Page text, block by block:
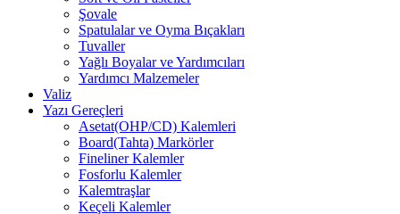
Şovale
Spatulalar ve Oyma Bıçakları
Tuvaller
Yağlı Boyalar ve Yardımcıları
Yardımcı Malzemeler
Valiz
Yazı Gereçleri
Asetat(OHP/CD) Kalemleri
Board(Tahta) Markörler
Fineliner Kalemler
Fosforlu Kalemler
Kalemtraşlar
Keçeli Kalemler